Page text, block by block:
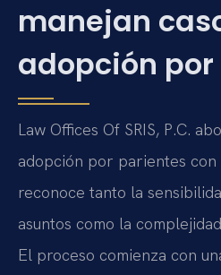
manejan
adopción
Law Offices Of SRIS, P.C.
adopción por parientes con
reconoce tanto la
asuntos como la
El proceso comienza con